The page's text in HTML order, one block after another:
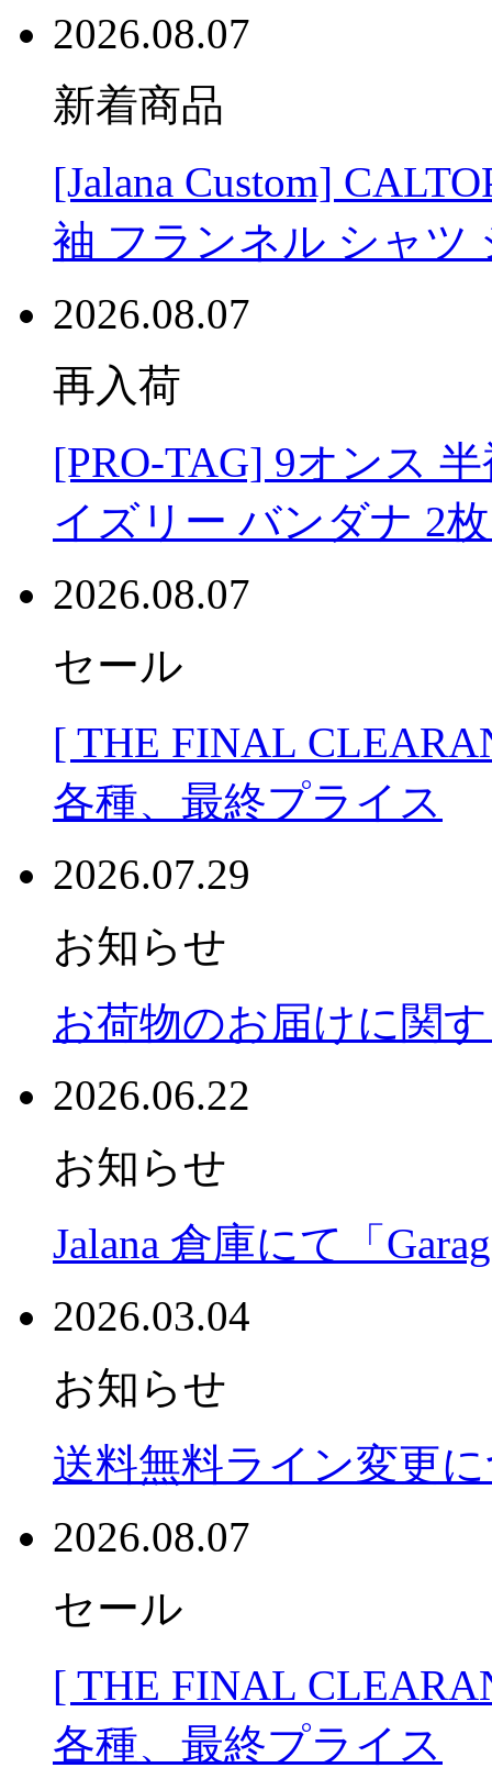
2026.08.07
新着商品
[Jalana Custom]
袖 フランネル シャツ
2026.08.07
再入荷
[PRO-TAG] 9オンス
イズリー バンダナ 2
2026.08.07
セール
[ THE FINAL
各種、最終プライス
2026.07.29
お知らせ
お荷物のお届けに関
2026.06.22
お知らせ
Jalana 倉庫にて「
2026.03.04
お知らせ
送料無料ライン変更
2026.08.07
セール
[ THE FINAL
各種、最終プライス